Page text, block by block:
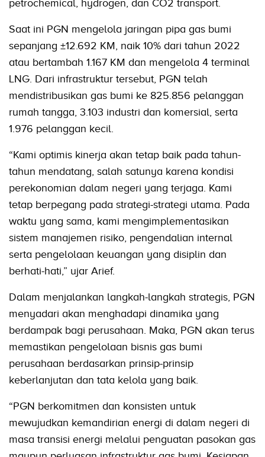
petrochemical, hydrogen, dan CO2 transport.
Saat ini PGN mengelola jaringan pipa gas bumi
sepanjang ±12.692 KM, naik 10% dari tahun 2022
atau bertambah 1.167 KM dan mengelola 4 terminal
LNG. Dari infrastruktur tersebut, PGN telah
mendistribusikan gas bumi ke 825.856 pelanggan
rumah tangga, 3.103 industri dan komersial, serta
1.976 pelanggan kecil.
“Kami optimis kinerja akan tetap baik pada tahun-
tahun mendatang, salah satunya karena kondisi
perekonomian dalam negeri yang terjaga. Kami
tetap berpegang pada strategi-strategi utama. Pada
waktu yang sama, kami mengimplementasikan
sistem manajemen risiko, pengendalian internal
serta pengelolaan keuangan yang disiplin dan
berhati-hati,” ujar Arief.
Dalam menjalankan langkah-langkah strategis, PGN
menyadari akan menghadapi dinamika yang
berdampak bagi perusahaan. Maka, PGN akan terus
memastikan pengelolaan bisnis gas bumi
perusahaan berdasarkan prinsip-prinsip
keberlanjutan dan tata kelola yang baik.
“PGN berkomitmen dan konsisten untuk
mewujudkan kemandirian energi di dalam negeri di
masa transisi energi melalui penguatan pasokan gas